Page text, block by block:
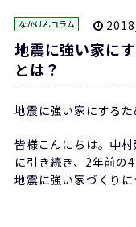
なかけんコラム
地震に強い家に
とは？
地震に強い家にする
皆様こんにちは。中村
に引き続き、2年前の
地震に強い家づくりに